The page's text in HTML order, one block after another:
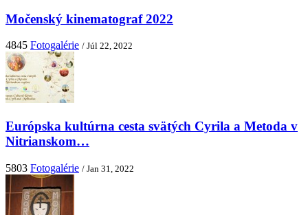
Močenský kinematograf 2022
4845 Fotogalérie / Júl 22, 2022
Európska kultúrna cesta svätých Cyrila a Metoda v
Nitrianskom…
5803 Fotogalérie / Jan 31, 2022